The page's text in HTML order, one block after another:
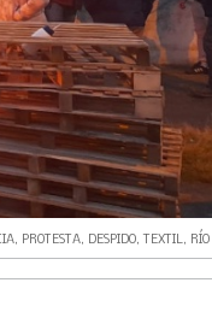
, PROTESTA, DESPIDO, TEXTIL,